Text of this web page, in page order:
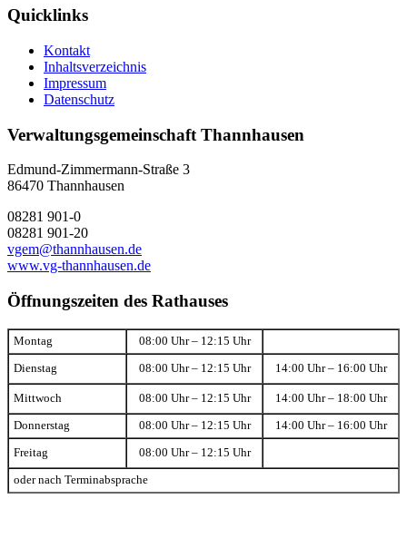
Quicklinks
Kontakt
Inhaltsverzeichnis
Impressum
Datenschutz
Verwaltungsgemeinschaft Thannhausen
Edmund-Zimmermann-Straße 3
86470 Thannhausen
08281 901-0
08281 901-20
vgem@thannhausen.de
www.vg-thannhausen.de
Öffnungszeiten des Rathauses
Montag 08:00 Uhr – 12:15 Uhr
Dienstag 08:00 Uhr – 12:15 Uhr 14:00 Uhr – 16:00 Uhr
Mittwoch 08:00 Uhr – 12:15 Uhr 14:00 Uhr – 18:00 Uhr
Donnerstag 08:00 Uhr – 12:15 Uhr 14:00 Uhr – 16:00 Uhr
Freitag 08:00 Uhr – 12:15 Uhr
oder nach Terminabsprache